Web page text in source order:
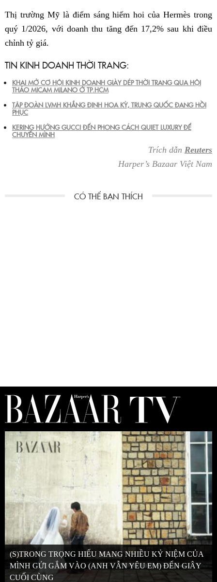
Thị trường Mỹ là điểm sáng hiếm hoi của Hermès trong
quý 1/2026, với doanh thu tăng đến 17,2% sau khi điều
chỉnh tỷ giá.
TIN KINH DOANH THỜI TRANG:
KHAI MỞ CƠ HỘI KINH DOANH GIÀY DÉP THỜI TRANG QUA HỘI
THẢO MICAM MILANO Ở TP.HCM
TẬP ĐOÀN LVMH KHẲNG ĐỊNH HOA KỲ, TRUNG QUỐC ĐANG HỒI
PHỤC
KERING HƯỚNG GUCCI ĐẾN PHONG CÁCH QUIET LUXURY ĐỂ
CHUYỂN MÌNH
Trích dẫn Reuters
Harper’s Bazaar Việt Nam
(S)TRONG TRỌNG HIẾU MANG NHIỀU KỶ NIỆM CỦA
MÌNH GỬI GẮM VÀO (ANH VẪN YÊU EM) ĐẾN GIÂY
CUỐI CÙNG